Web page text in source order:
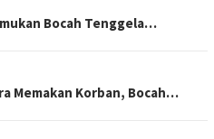
Bocah Tenggela…
Memakan Korban, Bocah…